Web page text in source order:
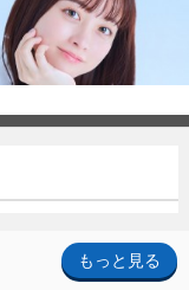
もっと見る